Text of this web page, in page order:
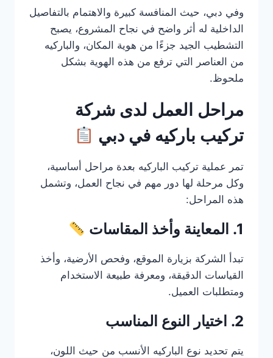
وفي دبي، حيث المنافسة كبيرة والاهتمام بالتفاصيل
الداخلية له أثر واضح في نجاح المشروع، يصبح
التشطيب الجيد جزءًا من هوية المكان، والباركيه
من العناصر التي ترفع من هذه الهوية بشكل
ملحوظ.
مراحل العمل لدى شركة
تركيب باركيه في دبي
تمر عملية تركيب الباركيه بعدة مراحل أساسية،
وكل مرحلة لها دور مهم في نجاح العمل، وتشمل
هذه المراحل:
1. المعاينة وأخذ المقاسات
تبدأ الشركة بزيارة الموقع، وفحص الأرضية، وأخذ
القياسات الدقيقة، ومعرفة طبيعة الاستخدام
ومتطلبات العميل.
2. اختيار النوع المناسب
يتم تحديد نوع الباركيه الأنسب من حيث اللون،